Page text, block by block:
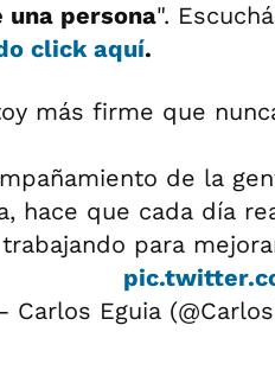
una persona".
click aquí.
más firme que
de la
hace que cada día
trabajando para
Carlos Eguia